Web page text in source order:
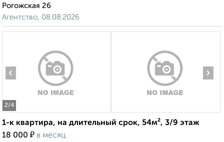
Рогожская 26
Агентство, 08.08.2026
2/4
‹ ›
1-к квартира, на длительный срок, 54м², 3/9 этаж
18 000 ₽ в месяц